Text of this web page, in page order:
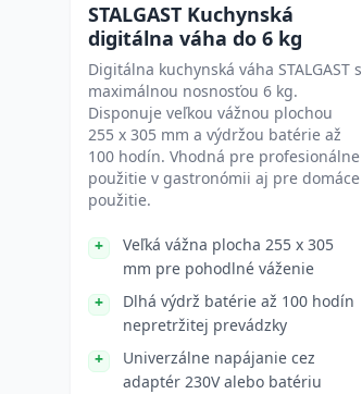
STALGAST Kuchynská
digitálna váha do 6 kg
Digitálna kuchynská váha STALGAST s
maximálnou nosnosťou 6 kg.
Disponuje veľkou vážnou plochou
255 x 305 mm a výdržou batérie až
100 hodín. Vhodná pre profesionálne
použitie v gastronómii aj pre domáce
použitie.
Veľká vážna plocha 255 x 305
mm pre pohodlné váženie
Dlhá výdrž batérie až 100 hodín
nepretržitej prevádzky
Univerzálne napájanie cez
adaptér 230V alebo batériu